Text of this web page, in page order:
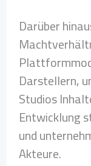
Darüber
Darstellern,
Studios
Entwicklung
und
Akteure.